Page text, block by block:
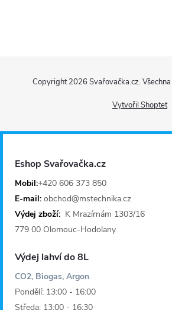
p
Vytvořil Shoptet
Copyright 2026 Svařovačka.cz.
Eshop Svařovačka.cz
Mobil:+420 606 373 850
E-mail: obchod@mstechnika.cz
Výdej zboží: K Mrazírnám 1303/16
779 00 Olomouc-Hodolany
Výdej lahví do 8L
CO2, Biogas, Argon
Pondělí: 13:00 - 16:00
Středa: 13:00 - 16:30